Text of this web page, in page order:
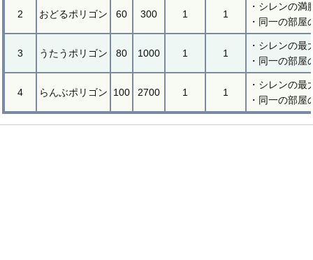
2 おどるポリゴン 60 300 1 1
・シレンの満
・同一の部
3 うたうポリゴン 80 1000 1 1
・シレンの
・同一の部
4 らんぶポリゴン 100 2700 1 1
・シレンの
・同一の部